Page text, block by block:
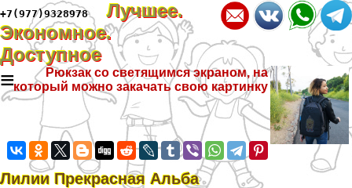
+7(977)9328978
Лучшее.
Экономное.
Доступное
≡
Рюкзак со светящимся экраном, на
который можно закачать свою картинку
Лилии Прекрасная Альба